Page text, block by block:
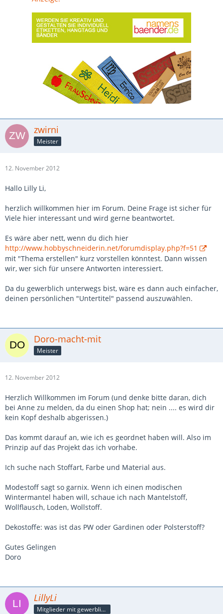
zwirni
Meister
12. November 2012
Hallo Lilly Li,
herzlich willkommen hier im Forum. Deine Frage ist sicher für
Viele hier interessant und wird gerne beantwortet.
Es wäre aber nett, wenn du dich hier
http://www.hobbyschneiderin.net/forumdisplay.php?f=51
mit "Thema erstellen" kurz vorstellen könntest. Dann wissen
wir, wer sich für unsere Antworten interessiert.
Da du gewerblich unterwegs bist, wäre es dann auch einfacher,
deinen persönlichen "Untertitel" passend auszuwählen.
Doro-macht-mit
Meister
12. November 2012
Herzlich Willkommen im Forum (und denke bitte daran, dich
bei Anne zu melden, da du einen Shop hat; nein .... es wird dir
kein Kopf deshalb abgerissen.)
Das kommt darauf an, wie ich es geordnet haben will. Also im
Prinzip auf das Projekt das ich vorhabe.
Ich suche nach Stoffart, Farbe und Material aus.
Modestoff sagt so garnix. Wenn ich einen modischen
Wintermantel haben will, schaue ich nach Mantelstoff,
Wollflausch, Loden, Wollstoff.
Dekostoffe: was ist das PW oder Gardinen oder Polsterstoff?
Gutes Gelingen
Doro
LillyLi
Mitglieder mit gewerblicher Verbindung, auch als Mitarbeiter/in